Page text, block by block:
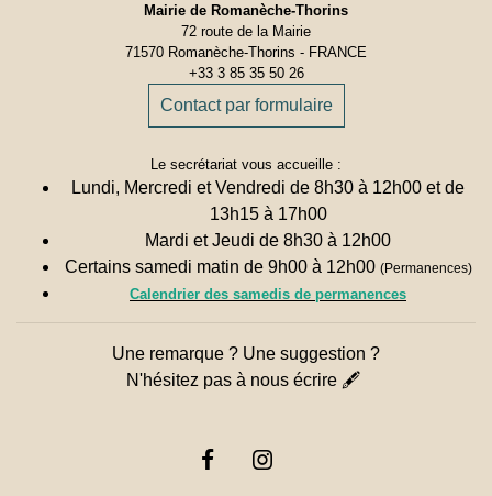
Mairie de Romanèche-Thorins
72 route de la Mairie
71570 Romanèche-Thorins - FRANCE
+33 3 85 35 50 26
Contact par formulaire
Le secrétariat vous accueille :
Lundi, Mercredi et Vendredi de 8h30 à 12h00 et de
13h15 à 17h00
Mardi et Jeudi de 8h30 à 12h00
Certains samedi matin de 9h00 à 12h00 (Permanences)
Calendrier des samedis de permanences
Une remarque ? Une suggestion ?
N'hésitez pas à nous écrire 🖋